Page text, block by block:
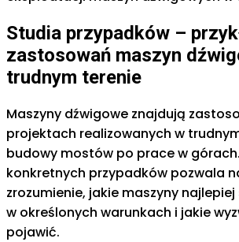
Studia przypadków –
zastosowań maszyn
trudnym terenie
Maszyny dźwigowe znajdują
projektach realizowanych w
budowy mostów po prace w
konkretnych przypadków pozwala
zrozumienie, jakie maszyny
w określonych warunkach i jakie
pojawić.